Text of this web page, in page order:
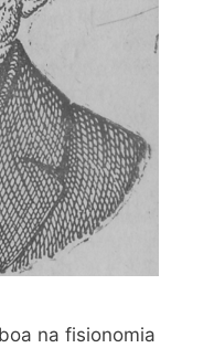
na fisionomia